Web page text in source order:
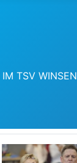
TSV WINSEN